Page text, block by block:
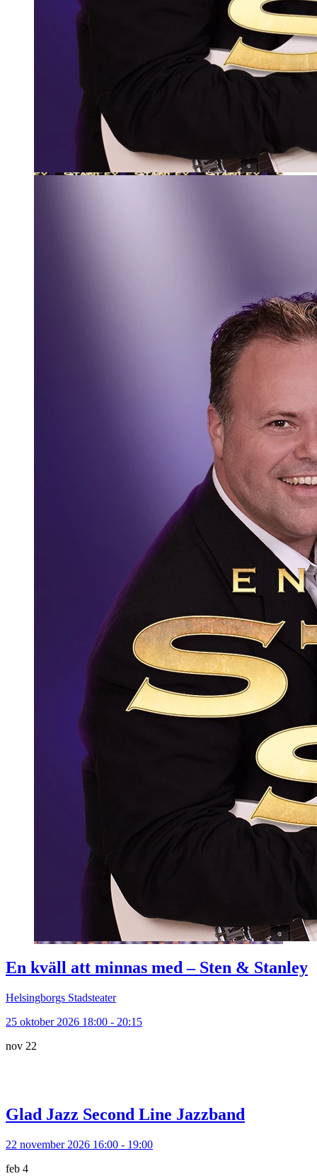
En kväll att minnas med – Sten & Stanley
Helsingborgs Stadsteater
25 oktober 2026 18:00 - 20:15
nov 22
Glad Jazz Second Line Jazzband
22 november 2026 16:00 - 19:00
feb 4